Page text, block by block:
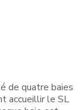
de quatre baies
accueillir le SL